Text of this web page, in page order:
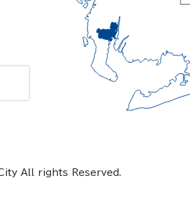
All rights Reserved.